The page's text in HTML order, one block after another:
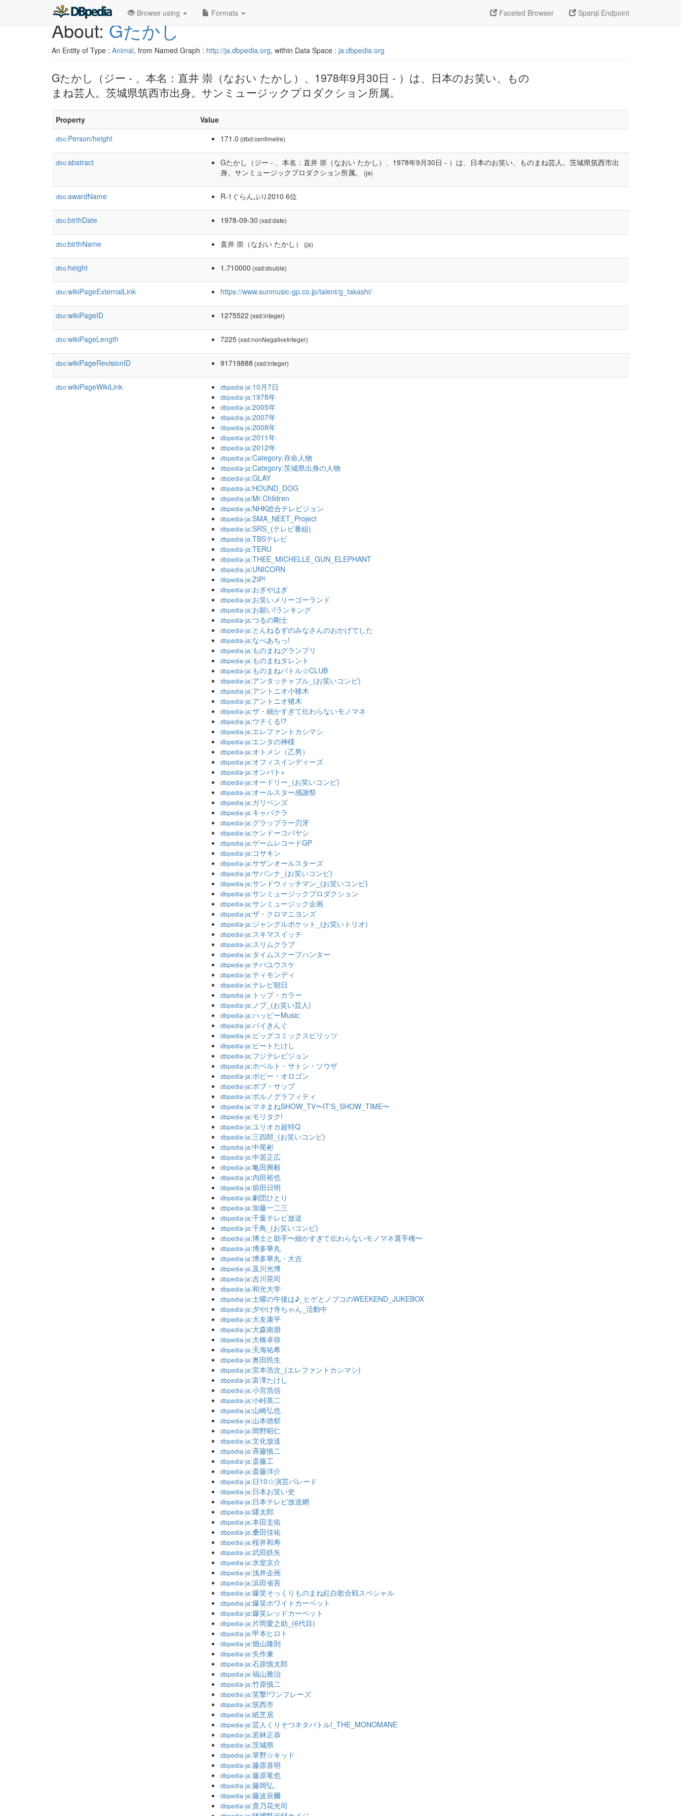
Faceted Browser Sparql Endpoint
Browse using Formats
About:Gたかし
An Entity of Type : Animal, from Named Graph : http://ja.dbpedia.org, within Data Space : ja.dbpedia.org
Gたかし（ジー - 、本名：直井 崇（なおい たかし）、1978年9月30日 - ）は、日本のお笑い、もの
まね芸人。茨城県筑西市出身。サンミュージックプロダクション所属。
Property Value
dbo:Person/height 171.0 (dbd:centimetre)
dbo:abstract
Gたかし（ジー - 、本名：直井 崇（なおい たかし）、1978年9月30日 - ）は、日本のお笑い、ものまね芸人。茨城県筑西市出
身。サンミュージックプロダクション所属。
(ja)
dbo:awardName R-1ぐらんぷり2010 6位
dbo:birthDate 1978-09-30 (xsd:date)
dbo:birthName 直井 崇（なおい たかし） (ja)
dbo:height 1.710000 (xsd:double)
dbo:wikiPageExternalLink https://www.sunmusic-gp.co.jp/talent/g_takashi/
dbo:wikiPageID 1275522 (xsd:integer)
dbo:wikiPageLength 7225 (xsd:nonNegativeInteger)
dbo:wikiPageRevisionID 91719888 (xsd:integer)
dbo:wikiPageWikiLink dbpedia-ja:10月7日
dbpedia-ja:1978年
dbpedia-ja:2005年
dbpedia-ja:2007年
dbpedia-ja:2008年
dbpedia-ja:2011年
dbpedia-ja:2012年
dbpedia-ja:Category:存命人物
dbpedia-ja:Category:茨城県出身の人物
dbpedia-ja:GLAY
dbpedia-ja:HOUND_DOG
dbpedia-ja:Mr.Children
dbpedia-ja:NHK総合テレビジョン
dbpedia-ja:SMA_NEET_Project
dbpedia-ja:SRS_(テレビ番組)
dbpedia-ja:TBSテレビ
dbpedia-ja:TERU
dbpedia-ja:THEE_MICHELLE_GUN_ELEPHANT
dbpedia-ja:UNICORN
dbpedia-ja:ZIP!
dbpedia-ja:おぎやはぎ
dbpedia-ja:お笑いメリーゴーランド
dbpedia-ja:お願い!ランキング
dbpedia-ja:つるの剛士
dbpedia-ja:とんねるずのみなさんのおかげでした
dbpedia-ja:なべあちっ!
dbpedia-ja:ものまねグランプリ
dbpedia-ja:ものまねタレント
dbpedia-ja:ものまねバトル☆CLUB
dbpedia-ja:アンタッチャブル_(お笑いコンビ)
dbpedia-ja:アントニオ小猪木
dbpedia-ja:アントニオ猪木
dbpedia-ja:ザ・細かすぎて伝わらないモノマネ
dbpedia-ja:ウチくる!?
dbpedia-ja:エレファントカシマシ
dbpedia-ja:エンタの神様
dbpedia-ja:オトメン（乙男）
dbpedia-ja:オフィスインディーズ
dbpedia-ja:オンバト+
dbpedia-ja:オードリー_(お笑いコンビ)
dbpedia-ja:オールスター感謝祭
dbpedia-ja:ガリベンズ
dbpedia-ja:キャバクラ
dbpedia-ja:グラップラー刃牙
dbpedia-ja:ケンドーコバヤシ
dbpedia-ja:ゲームレコードGP
dbpedia-ja:コサキン
dbpedia-ja:サザンオールスターズ
dbpedia-ja:サバンナ_(お笑いコンビ)
dbpedia-ja:サンドウィッチマン_(お笑いコンビ)
dbpedia-ja:サンミュージックプロダクション
dbpedia-ja:サンミュージック企画
dbpedia-ja:ザ・クロマニヨンズ
dbpedia-ja:ジャングルポケット_(お笑いトリオ)
dbpedia-ja:スキマスイッチ
dbpedia-ja:スリムクラブ
dbpedia-ja:タイムスクープハンター
dbpedia-ja:チバユウスケ
dbpedia-ja:ティモンディ
dbpedia-ja:テレビ朝日
dbpedia-ja:トップ・カラー
dbpedia-ja:ノブ_(お笑い芸人)
dbpedia-ja:ハッピーMusic
dbpedia-ja:バイきんぐ
dbpedia-ja:ビッグコミックスピリッツ
dbpedia-ja:ビートたけし
dbpedia-ja:フジテレビジョン
dbpedia-ja:ホベルト・サトシ・ソウザ
dbpedia-ja:ボビー・オロゴン
dbpedia-ja:ボブ・サップ
dbpedia-ja:ポルノグラフィティ
dbpedia-ja:マネまねSHOW_TV〜IT'S_SHOW_TIME〜
dbpedia-ja:モリタク!
dbpedia-ja:ユリオカ超特Q
dbpedia-ja:三四郎_(お笑いコンビ)
dbpedia-ja:中尾彬
dbpedia-ja:中居正広
dbpedia-ja:亀田興毅
dbpedia-ja:内田裕也
dbpedia-ja:前田日明
dbpedia-ja:劇団ひとり
dbpedia-ja:加藤一二三
dbpedia-ja:千葉テレビ放送
dbpedia-ja:千鳥_(お笑いコンビ)
dbpedia-ja:博士と助手〜細かすぎて伝わらないモノマネ選手権〜
dbpedia-ja:博多華丸
dbpedia-ja:博多華丸・大吉
dbpedia-ja:及川光博
dbpedia-ja:吉川晃司
dbpedia-ja:和光大学
dbpedia-ja:土曜の午後は♪_ヒゲとノブコのWEEKEND_JUKEBOX
dbpedia-ja:夕やけ寺ちゃん_活動中
dbpedia-ja:大友康平
dbpedia-ja:大森南朋
dbpedia-ja:大橋卓弥
dbpedia-ja:天海祐希
dbpedia-ja:奥田民生
dbpedia-ja:宮本浩次_(エレファントカシマシ)
dbpedia-ja:富澤たけし
dbpedia-ja:小宮浩信
dbpedia-ja:小峠英二
dbpedia-ja:山崎弘也
dbpedia-ja:山本徳郁
dbpedia-ja:岡野昭仁
dbpedia-ja:文化放送
dbpedia-ja:斉藤慎二
dbpedia-ja:斎藤工
dbpedia-ja:斎藤洋介
dbpedia-ja:日10☆演芸パレード
dbpedia-ja:日本お笑い史
dbpedia-ja:日本テレビ放送網
dbpedia-ja:曙太郎
dbpedia-ja:本田圭佑
dbpedia-ja:桑田佳祐
dbpedia-ja:桜井和寿
dbpedia-ja:武田鉄矢
dbpedia-ja:氷室京介
dbpedia-ja:浅井企画
dbpedia-ja:浜田省吾
dbpedia-ja:爆笑そっくりものまね紅白歌合戦スペシャル
dbpedia-ja:爆笑ホワイトカーペット
dbpedia-ja:爆笑レッドカーペット
dbpedia-ja:片岡愛之助_(6代目)
dbpedia-ja:甲本ヒロト
dbpedia-ja:畑山隆則
dbpedia-ja:矢作兼
dbpedia-ja:石原慎太郎
dbpedia-ja:福山雅治
dbpedia-ja:竹原慎二
dbpedia-ja:笑撃!ワンフレーズ
dbpedia-ja:筑西市
dbpedia-ja:紙芝居
dbpedia-ja:芸人くりそつネタバトル!_THE_MONOMANE
dbpedia-ja:若林正恭
dbpedia-ja:茨城県
dbpedia-ja:草野☆キッド
dbpedia-ja:藤原喜明
dbpedia-ja:藤原竜也
dbpedia-ja:藤岡弘、
dbpedia-ja:藤波辰爾
dbpedia-ja:貴乃花光司